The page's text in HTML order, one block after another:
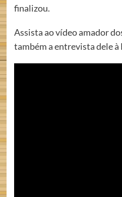
finalizou.
Assista ao vídeo amador
também a entrevista dele à